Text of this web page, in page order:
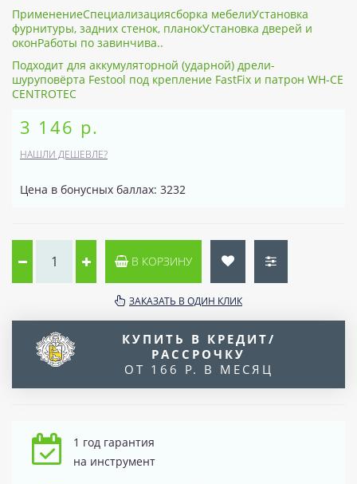
ПрименениеСпециализациясборка мебелиУстановка
фурнитуры, задних стенок, планокУстановка дверей и
оконРаботы по завинчива..
Подходит для аккумуляторной (ударной) дрели-
шуруповёрта Festool под крепление FastFix и патрон WH-CE
CENTROTEC
3 146 р.
НАШЛИ ДЕШЕВЛЕ?
Цена в бонусных баллах: 3232
В КОРЗИНУ
ЗАКАЗАТЬ В ОДИН КЛИК
КУПИТЬ В КРЕДИТ/
РАССРОЧКУ
ОТ 166 Р. В МЕСЯЦ
1 год гарантия
на инструмент